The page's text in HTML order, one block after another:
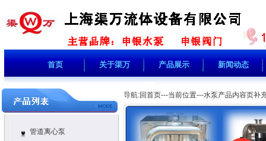
首页 关于渠万 产品展示 新闻动态
管道离心泵
导航:回首页---当前位置---水泵产品内容页补